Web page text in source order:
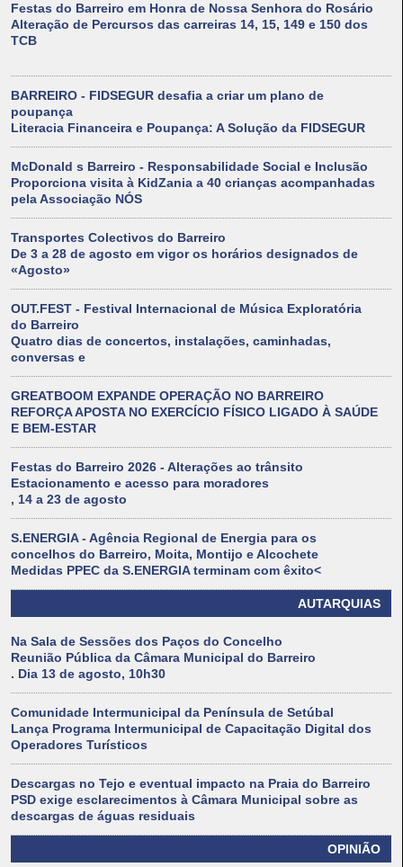
Festas do Barreiro em Honra de Nossa Senhora do Rosário
Alteração de Percursos das carreiras 14, 15, 149 e 150 dos
TCB
BARREIRO - FIDSEGUR desafia a criar um plano de
poupança
Literacia Financeira e Poupança: A Solução da FIDSEGUR
McDonald s Barreiro - Responsabilidade Social e Inclusão
Proporciona visita à KidZania a 40 crianças acompanhadas
pela Associação NÓS
Transportes Colectivos do Barreiro
De 3 a 28 de agosto em vigor os horários designados de
«Agosto»
OUT.FEST - Festival Internacional de Música Exploratória
do Barreiro
Quatro dias de concertos, instalações, caminhadas,
conversas e
GREATBOOM EXPANDE OPERAÇÃO NO BARREIRO
REFORÇA APOSTA NO EXERCÍCIO FÍSICO LIGADO À SAÚDE
E BEM-ESTAR
Festas do Barreiro 2026 - Alterações ao trânsito
Estacionamento e acesso para moradores
, 14 a 23 de agosto
S.ENERGIA - Agência Regional de Energia para os
concelhos do Barreiro, Moita, Montijo e Alcochete
Medidas PPEC da S.ENERGIA terminam com êxito<
AUTARQUIAS
Na Sala de Sessões dos Paços do Concelho
Reunião Pública da Câmara Municipal do Barreiro
. Dia 13 de agosto, 10h30
Comunidade Intermunicipal da Península de Setúbal
Lança Programa Intermunicipal de Capacitação Digital dos
Operadores Turísticos
Descargas no Tejo e eventual impacto na Praia do Barreiro
PSD exige esclarecimentos à Câmara Municipal sobre as
descargas de águas residuais
OPINIÃO